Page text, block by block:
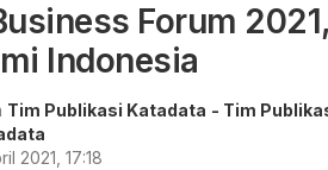
Forum
Indonesia
Tim Publikasi Katadata - Tim
2021, 17:18